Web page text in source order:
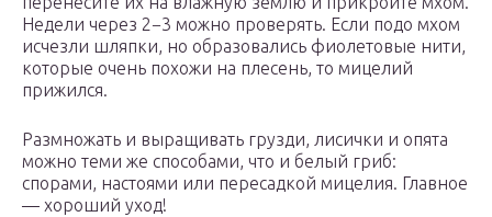
Недели через 2−3 можно проверять. Если подо мхом
исчезли шляпки, но образовались фиолетовые нити,
которые очень похожи на плесень, то мицелий
прижился.
Размножать и выращивать грузди, лисички и опята
можно теми же способами, что и белый гриб:
спорами, настоями или пересадкой мицелия. Главное
— хороший уход!